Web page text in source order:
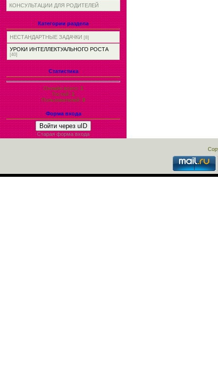
КОНСУЛЬТАЦИИ ДЛЯ РОДИТЕЛЕЙ
Категории раздела
НЕСТАНДАРТНЫЕ ЗАДАЧКИ [8]
УРОКИ ИНТЕЛЛЕКТУАЛЬНОГО РОСТА
[40]
Статистика
Онлайн всего:1
Гостей:1
Пользователей:0
Форма входа
Войти через uID
Старая форма входа